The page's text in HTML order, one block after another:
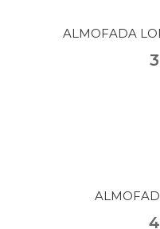
ALMOFADA